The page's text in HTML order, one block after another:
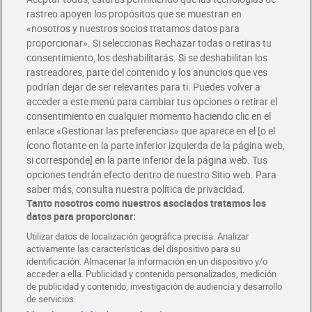
Añadir
Stick de chocolate con
leche Lindt Lindor 37 g
1,99 € (53,78 €/KILO)
Añadir
Barrita rellena de caramelo
g
1,49 € (29,80 €/KILO)
Añadir
rastreo apoyen los propósitos que se muestran en
«nosotros y nuestros socios tratamos datos para
proporcionar». Si seleccionas Rechazar todas o retiras tu
consentimiento, los deshabilitarás. Si se deshabilitan los
rastreadores, parte del contenido y los anuncios que ves
podrían dejar de ser relevantes para ti. Puedes volver a
acceder a este menú para cambiar tus opciones o retirar el
consentimiento en cualquier momento haciendo clic en el
enlace «Gestionar las preferencias» que aparece en el [o el
ícono flotante en la parte inferior izquierda de la página web,
si corresponde] en la parte inferior de la página web. Tus
opciones tendrán efecto dentro de nuestro Sitio web. Para
saber más, consulta nuestra política de privacidad.
Tanto nosotros como nuestros asociados tratamos los
datos para proporcionar:
Utilizar datos de localización geográfica precisa. Analizar
activamente las características del dispositivo para su
identificación. Almacenar la información en un dispositivo y/o
acceder a ella. Publicidad y contenido personalizados, medición
de publicidad y contenido, investigación de audiencia y desarrollo
de servicios.